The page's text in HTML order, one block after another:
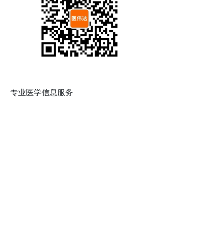
专业医学信息服务